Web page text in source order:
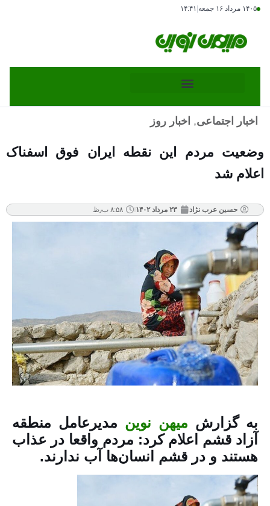
۱۴۰۵ مرداد ۱۶ جمعه ۱۴:۴۱
اخبار اجتماعی, اخبار روز
وضعیت مردم این نقطه ایران فوق اسفناک
اعلام شد
حسین عرب نژاد ۲۳ مرداد ۱۴۰۲ ۸:۵۸ ب٫ظ
به گزارش میهن نوین مدیرعامل منطقه
آزاد قشم اعلام کرد: مردم واقعا در عذاب
هستند و در قشم انسان‌ها آب ندارند.